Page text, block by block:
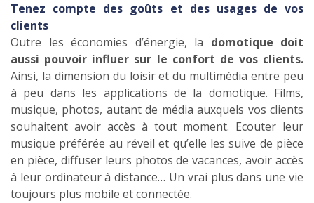
Tenez compte des goûts et des usages de vos
clients
Outre les économies d’énergie, la domotique doit
aussi pouvoir influer sur le confort de vos clients.
Ainsi, la dimension du loisir et du multimédia entre peu
à peu dans les applications de la domotique. Films,
musique, photos, autant de média auxquels vos clients
souhaitent avoir accès à tout moment. Ecouter leur
musique préférée au réveil et qu’elle les suive de pièce
en pièce, diffuser leurs photos de vacances, avoir accès
à leur ordinateur à distance… Un vrai plus dans une vie
toujours plus mobile et connectée.